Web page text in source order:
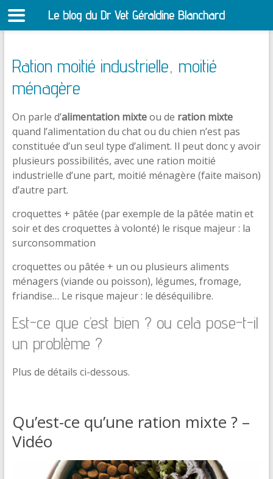
Ration moitié industrielle, moitié
ménagère
On parle d’alimentation mixteou de ration mixte
quand l’alimentation du chat ou du chien n’est pas
constituée d’un seul type d’aliment. Il peut donc y avoir
plusieurs possibilités, avec une ration moitié
industrielle d’une part, moitié ménagère (faite maison)
d’autre part.
croquettes + pâtée (par exemple de la pâtée matin et
soir et des croquettes à volonté) le risque majeur : la
surconsommation
croquettes ou pâtée + un ou plusieurs aliments
ménagers (viande ou poisson), légumes, fromage,
friandise… Le risque majeur : le déséquilibre.
Est-ce que c’est bien ? ou cela pose-t-il
un problème ?
Plus de détails ci-dessous.
Qu’est-ce qu’une ration mixte ? –
Vidéo
Le blog du Dr Vet Géraldine Blanchard